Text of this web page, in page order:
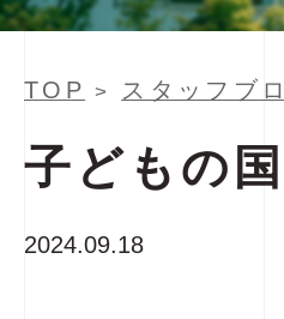
TOP > スタッフブ
子どもの
2024.09.18